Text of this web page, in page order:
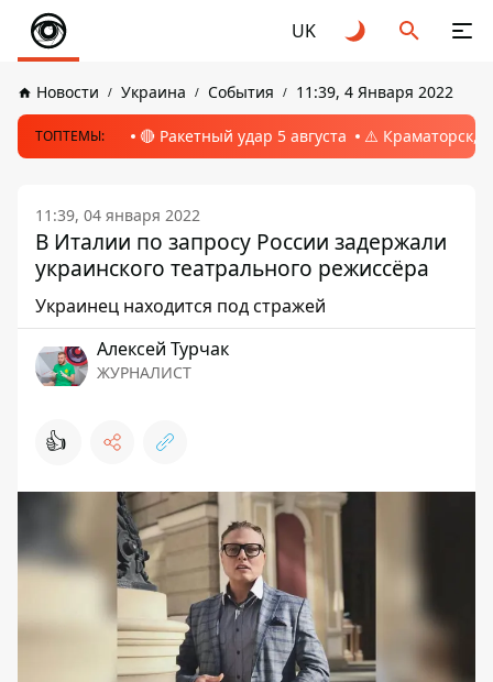
UK
Новости Украина События 11:39, 4 Января 2022
ТОПТЕМЫ: 🔴 Ракетный удар 5 августа ⚠️ Краматорск,
11:39, 04 января 2022
В Италии по запросу России задержали
украинского театрального режиссёра
Украинец находится под стражей
Алексей Турчак
ЖУРНАЛИСТ
👍